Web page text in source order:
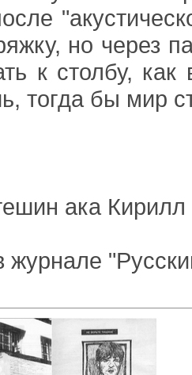
но через
к столбу,
тогда бы мир
ака
журнале